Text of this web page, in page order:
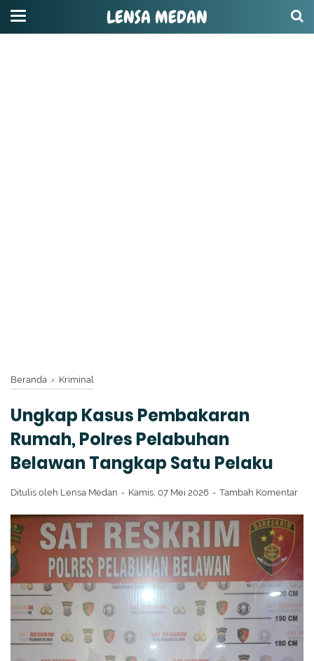
LENSA MEDAN
Beranda › Kriminal
Ungkap Kasus Pembakaran
Rumah, Polres Pelabuhan
Belawan Tangkap Satu Pelaku
Ditulis oleh Lensa Medan Kamis, 07 Mei 2026 Tambah Komentar